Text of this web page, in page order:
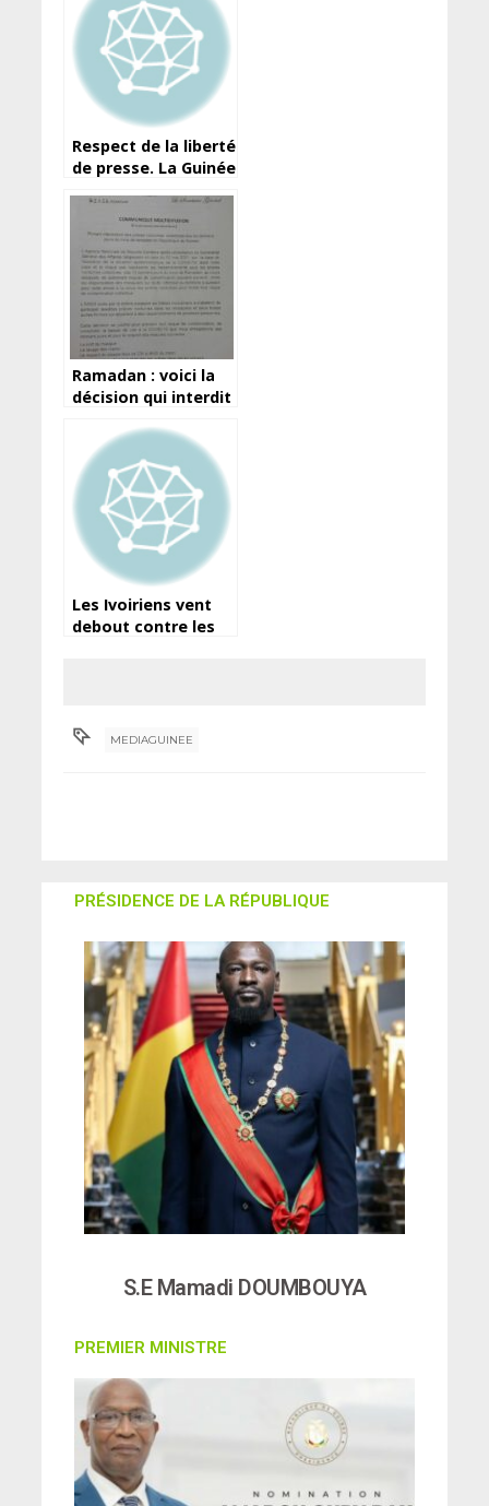
Respect de la liberté
de presse. La Guinée
Ramadan : voici la
décision qui interdit
nocturnes des dix
derniers jours en
Guinée…
Les Ivoiriens vent
debout contre les
MEDIAGUINEE
PRÉSIDENCE DE LA RÉPUBLIQUE
S.E Mamadi DOUMBOUYA
PREMIER MINISTRE